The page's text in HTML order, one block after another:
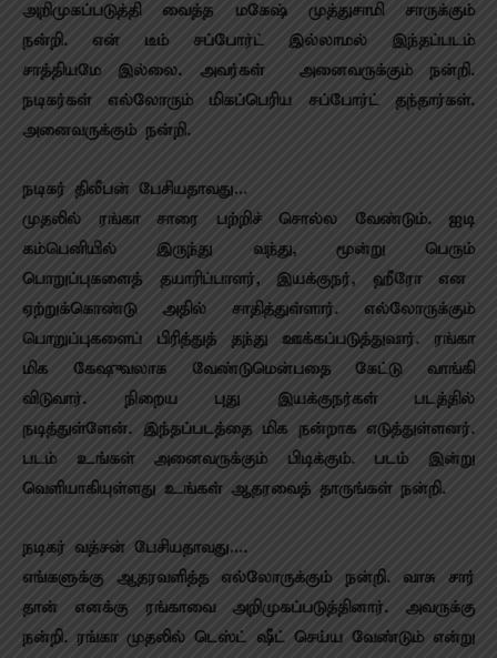
அறிமுகப்படுத்தி வைத்த மகேஷ் முத்துசாமி சாருக்கும்
நன்றி. என் டீம் சப்போர்ட் இல்லாமல் இந்தப்படம்
சாத்தியமே இல்லை. அவர்கள் அனைவருக்கும் நன்றி.
நடிகர்கள் எல்லோரும் மிகப்பெரிய சப்போர்ட் தந்தார்கள்.
அனைவருக்கும் நன்றி.
நடிகர் திலீபன் பேசியதாவது…
முதலில் ரங்கா சாரை பற்றிச் சொல்ல வேண்டும். ஐடி
கம்பெனியில் இருந்து வந்து, மூன்று பெரும்
பொறுப்புகளைத் தயாரிப்பாளர், இயக்குநர், ஹீரோ என
ஏற்றுக்கொண்டு அதில் சாதித்துள்ளார். எல்லோருக்கும்
பொறுப்புகளைப் பிரித்துத் தந்து ஊக்கப்படுத்துவார். ரங்கா
மிக கேஷுவலாக வேண்டுமென்பதை கேட்டு வாங்கி
விடுவார். நிறைய புது இயக்குநர்கள் படத்தில்
நடித்துள்ளேன். இந்தப்படத்தை மிக நன்றாக எடுத்துள்ளனர்.
படம் உங்கள் அனைவருக்கும் பிடிக்கும். படம் இன்று
வெளியாகியுள்ளது உங்கள் ஆதரவைத் தாருங்கள் நன்றி.
நடிகர் வத்சன் பேசியதாவது….
எங்களுக்கு ஆதரவளித்த எல்லோருக்கும் நன்றி. வாசு சார்
தான் எனக்கு ரங்காவை அறிமுகப்படுத்தினார். அவருக்கு
நன்றி. ரங்கா முதலில் டெஸ்ட் ஷீட் செய்ய வேண்டும் என்று